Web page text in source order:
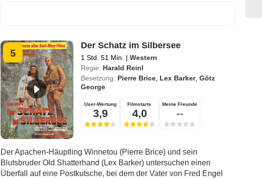
5
Der Schatz im Silbersee
1 Std. 51 Min. | Western
Regie: Harald Reinl
Besetzung: Pierre Brice, Lex Barker, Götz
George
User-Wertung
3,9
Filmstarts
4,0
Meine Freunde
--
Der Apachen-Häuptling Winnetou (Pierre Brice) und sein
Blutsbruder Old Shatterhand (Lex Barker) untersuchen einen
Überfall auf eine Postkutsche, bei dem der Vater von Fred Engel